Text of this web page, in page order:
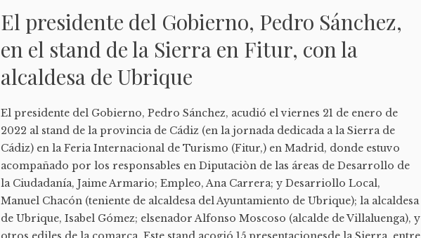
El presidente del Gobierno, Pedro Sánchez,
en el stand de la Sierra en Fitur, con la
alcaldesa de Ubrique
El presidente del Gobierno, Pedro Sánchez, acudió el viernes 21 de enero de
2022 al stand de la provincia de Cádiz (en la jornada dedicada a la Sierra de
Cádiz) en la Feria Internacional de Turismo (Fitur,) en Madrid, donde estuvo
acompañado por los responsables en Diputaciòn de las áreas de Desarrollo de
la Ciudadanía, Jaime Armario; Empleo, Ana Carrera; y Desarriollo Local,
Manuel Chacón (teniente de alcaldesa del Ayuntamiento de Ubrique); la alcaldesa
de Ubrique, Isabel Gómez; elsenador Alfonso Moscoso (alcalde de Villaluenga), y